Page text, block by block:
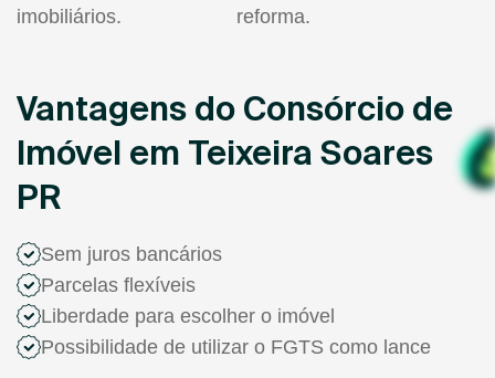
imobiliários.
reforma.
Vantagens do Consórcio de
Imóvel em Teixeira Soares
PR
Sem juros bancários
Parcelas flexíveis
Liberdade para escolher o imóvel
Possibilidade de utilizar o FGTS como lance